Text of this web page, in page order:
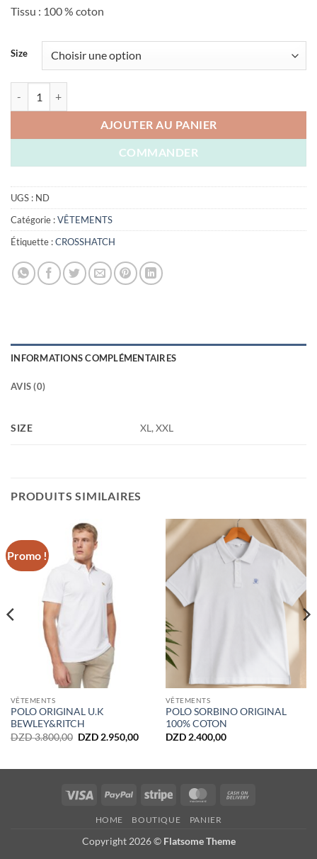
Tissu : 100 % coton
Size
AJOUTER AU PANIER
COMMANDER
UGS : ND
Catégorie :VÊTEMENTS
Étiquette :CROSSHATCH
INFORMATIONS COMPLÉMENTAIRES
AVIS (0)
SIZE XL, XXL
PRODUITS SIMILAIRES
Promo !
VÊTEMENTS
POLO ORIGINAL U.K
BEWLEY&RITCH
DZD3.800,00 Le
DZD2.950,00Le
VÊTEMENTS
POLO SORBINO ORIGINAL
100% COTON
DZD2.400,00
Visa PayPal Stripe MasterCard
HOME BOUTIQUE PANIER
Copyright 2026 © Flatsome Theme